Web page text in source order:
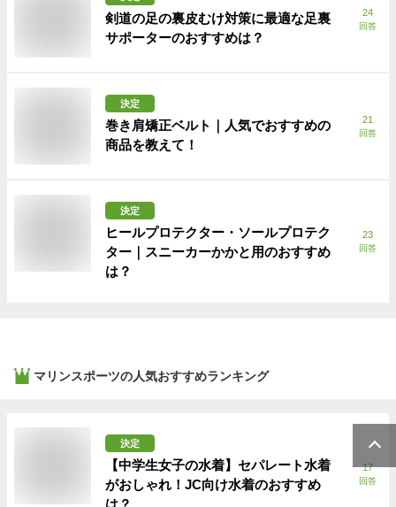
剣道の足の裏皮むけ対策に最適な足裏
サポーターのおすすめは？
24
回答
決定
巻き肩矯正ベルト｜人気でおすすめの
商品を教えて！
21
回答
決定
ヒールプロテクター・ソールプロテク
ター｜スニーカーかかと用のおすすめ
は？
23
回答
マリンスポーツの人気おすすめランキング
決定
【中学生女子の水着】セパレート水着
がおしゃれ！JC向け水着のおすすめ
は？
17
回答